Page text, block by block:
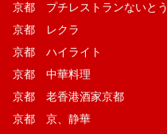
京都 プチレストランないとう
京都 レクラ
京都 ハイライト
京都 中華料理
京都 老香港酒家京都
京都 京、静華